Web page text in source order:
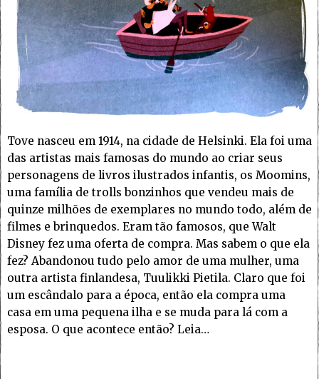
Tove nasceu em 1914, na cidade de Helsinki. Ela foi uma
das artistas mais famosas do mundo ao criar seus
personagens de livros ilustrados infantis, os Moomins,
uma família de trolls bonzinhos que vendeu mais de
quinze milhões de exemplares no mundo todo, além de
filmes e brinquedos. Eram tão famosos, que Walt
Disney fez uma oferta de compra. Mas sabem o que ela
fez? Abandonou tudo pelo amor de uma mulher, uma
outra artista finlandesa, Tuulikki Pietila. Claro que foi
um escândalo para a época, então ela compra uma
casa em uma pequena ilha e se muda para lá com a
esposa. O que acontece então? Leia…